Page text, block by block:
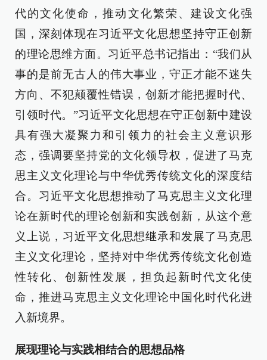
代的文化使命，推动文化繁荣、建设文化强
国，深刻体现在习近平文化思想坚持守正创新
的理论思维方面。习近平总书记指出：“我们从
事的是前无古人的伟大事业，守正才能不迷失
方向、不犯颠覆性错误，创新才能把握时代、
引领时代。”习近平文化思想在守正创新中建设
具有强大凝聚力和引领力的社会主义意识形
态，强调要坚持党的文化领导权，促进了马克
思主义文化理论与中华优秀传统文化的深度结
合。习近平文化思想推动了马克思主义文化理
论在新时代的理论创新和实践创新，从这个意
义上说，习近平文化思想继承和发展了马克思
主义文化理论，坚持对中华优秀传统文化创造
性转化、创新性发展，担负起新时代文化使
命，推进马克思主义文化理论中国化时代化进
入新境界。
展现理论与实践相结合的思想品格